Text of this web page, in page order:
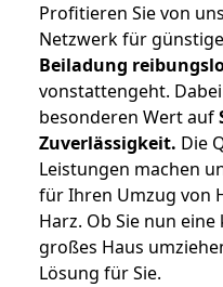
Profitieren Sie von
Netzwerk für
Beiladung
vonstattengeht.
besonderen Wert auf
Zuverlässigkeit. Die
Leistungen machen
für Ihren Umzug von
Harz. Ob Sie nun
großes Haus
Lösung für Sie.